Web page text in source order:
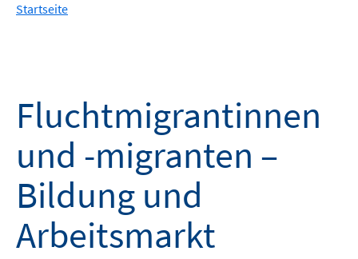
Startseite
Fluchtmigrantinnen
und -migranten –
Bildung und
Arbeitsmarkt